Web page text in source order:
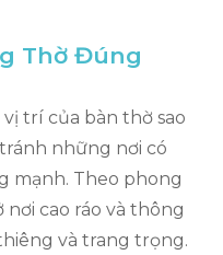
Thờ Đúng
trí của bàn thờ sao
những nơi có
mạnh. Theo phong
cao ráo và thông
và trang trọng.